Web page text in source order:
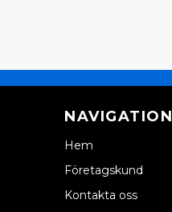
NAVIGATION
Hem
Företagskund
Kontakta oss